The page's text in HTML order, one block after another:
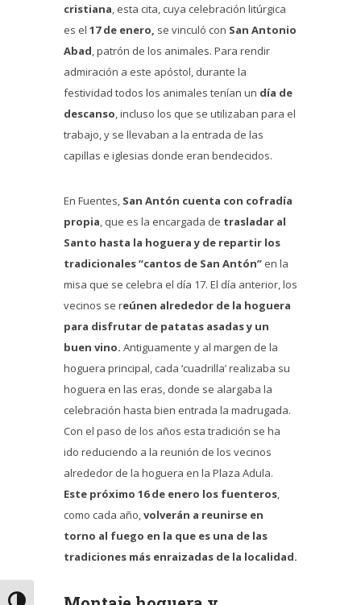
cristiana, esta cita, cuya celebración litúrgica
es el 17 de enero, se vinculó con San Antonio
Abad, patrón de los animales. Para rendir
admiración a este apóstol, durante la
festividad todos los animales tenían un día de
descanso, incluso los que se utilizaban para el
trabajo, y se llevaban a la entrada de las
capillas e iglesias donde eran bendecidos.
En Fuentes, San Antón cuenta con cofradía
propia, que es la encargada de trasladar al
Santo hasta la hoguera y de repartir los
tradicionales “cantos de San Antón” en la
misa que se celebra el día 17. El día anterior, los
vecinos se reúnen alrededor de la hoguera
para disfrutar de patatas asadas y un
buen vino. Antiguamente y al margen de la
hoguera principal, cada ‘cuadrilla’ realizaba su
hoguera en las eras, donde se alargaba la
celebración hasta bien entrada la madrugada.
Con el paso de los años esta tradición se ha
ido reduciendo a la reunión de los vecinos
alrededor de la hoguera en la Plaza Adula.
Este próximo 16 de enero los fuenteros,
como cada año,volverán a reunirse en
torno al fuego en la que es una de las
tradiciones más enraizadas de la localidad.